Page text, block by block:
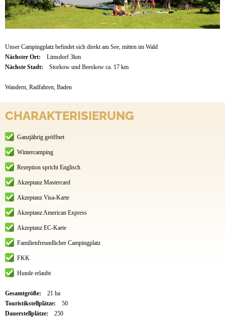
Unser Campingplatz befindet sich direkt am See, mitten im Wald
Nächster Ort:
Limsdorf 3km
Nächste Stadt:
Storkow und Beeskow ca. 17 km
Wandern, Radfahren, Baden
CHARAKTERISIERUNG
Ganzjährig geöffnet
Wintercamping
Rezeption spricht Englisch
Akzeptanz Mastercard
Akzeptanz Visa-Karte
Akzeptanz American Express
Akzeptanz EC-Karte
Familienfreundlicher Campingplatz
FKK
Hunde erlaubt
Gesamtgröße:
21 ha
Touristikstellplätze:
50
Dauerstellplätze:
250